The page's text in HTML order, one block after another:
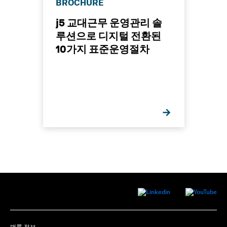
BROCHURE
j5 교대근무 운영관리 솔
루션으로 디지털 전환된
10가지 표준운영절차